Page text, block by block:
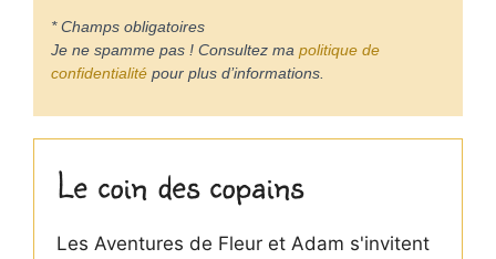
* Champs obligatoires
Je ne spamme pas ! Consultez ma politique de
confidentialité pour plus d’informations.
Le coin des copains
Les Aventures de Fleur et Adam s'invitent